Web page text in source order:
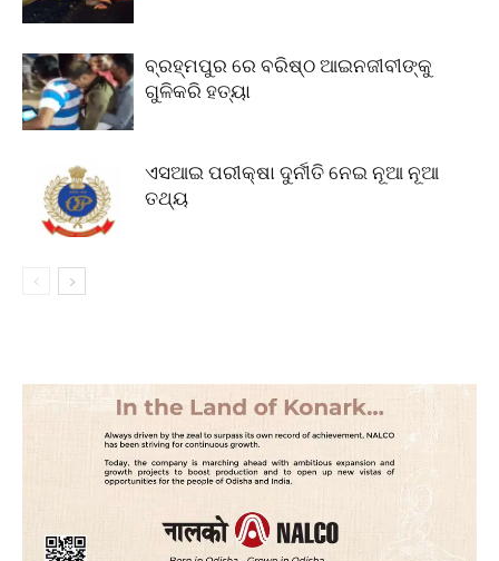
ବ୍ରହ୍ମପୁର ରେ ବରିଷ୍ଠ ଆଇନଜୀବୀଙ୍କୁ
ଗୁଳିକରି ହତ୍ୟା
ଏସଆଇ ପରୀକ୍ଷା ଦୁର୍ନୀତି ନେଇ ନୂଆ ନୂଆ
ତଥ୍ୟ